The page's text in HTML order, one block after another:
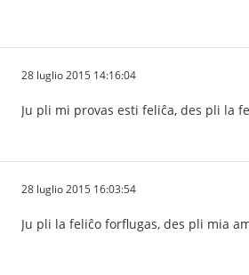
28 luglio 2015 14:16:04
Ju pli mi provas esti feliĉa, des pli la
28 luglio 2015 16:03:54
Ju pli la feliĉo forflugas, des pli mia